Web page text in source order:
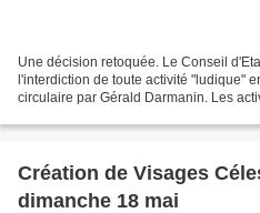
Une décision retoquée. Le Conseil
l'interdiction de toute activité "ludique"
circulaire par Gérald Darmanin. Les
Création de Visages
dimanche 18 mai